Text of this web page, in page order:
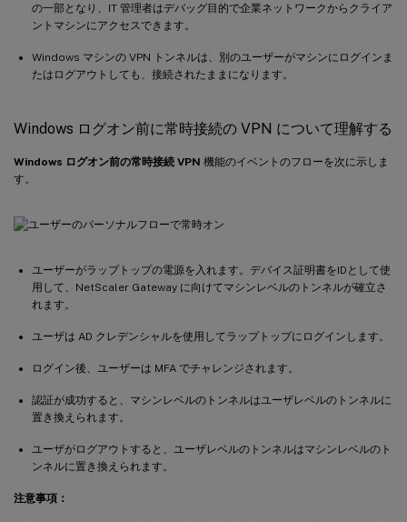
の一部となり、IT 管理者はデバッグ目的で企業ネットワークからクライア
ントマシンにアクセスできます。
Windows マシンの VPN トンネルは、別のユーザーがマシンにログインま
たはログアウトしても、接続されたままになります。
Windows ログオン前に常時接続の VPN について理解する
Windows ログオン前の常時接続 VPN 機能のイベントのフローを次に示しま
す。
ユーザーがラップトップの電源を入れます。デバイス証明書をIDとして使
用して、NetScaler Gateway に向けてマシンレベルのトンネルが確立さ
れます。
ユーザは AD クレデンシャルを使用してラップトップにログインします。
ログイン後、ユーザーは MFA でチャレンジされます。
認証が成功すると、マシンレベルのトンネルはユーザレベルのトンネルに
置き換えられます。
ユーザがログアウトすると、ユーザレベルのトンネルはマシンレベルのト
ンネルに置き換えられます。
注意事項：